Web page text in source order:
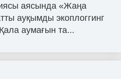
аясында «Жаңа
ауқымды экоплоггинг
аумағын та...